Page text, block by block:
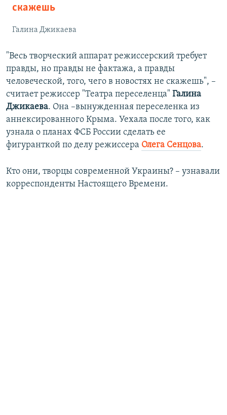
скажешь
Галина Джикаева
"Весь творческий аппарат режиссерский требует
правды, но правды не фактажа, а правды
человеческой, того, чего в новостях не скажешь", –
считает режиссер "Театра переселенца" Галина
Джикаева. Она –вынужденная переселенка из
аннексированного Крыма. Уехала после того, как
узнала о планах ФСБ России сделать ее
фигуранткой по делу режиссера Олега Сенцова.
Кто они, творцы современной Украины? – узнавали
корреспонденты Настоящего Времени.